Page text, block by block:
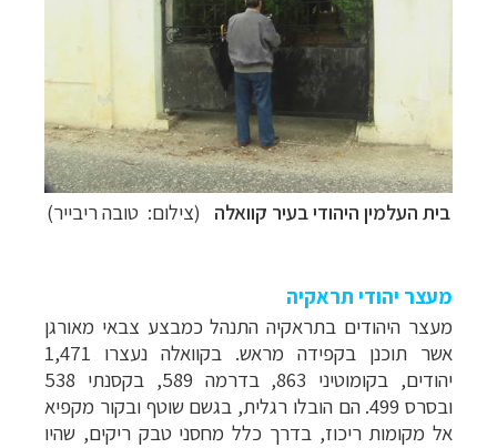
בית העלמין היהודי בעיר קוואלה (צילום: טובה ריבייר)
מעצר יהודי תראקיה
מעצר היהודים בתראקיה התנהל כמבצע צבאי מאורגן
אשר תוכנן בקפידה מראש. בקוואלה נעצרו 1,471
יהודים, בקומוטיני 863, בדרמה 589, בקסנתי 538
ובסרס 499. הם הובלו רגלית, בגשם שוטף ובקור מקפיא
אל מקומות ריכוז, בדרך כלל מחסני טבק ריקים, שהיו